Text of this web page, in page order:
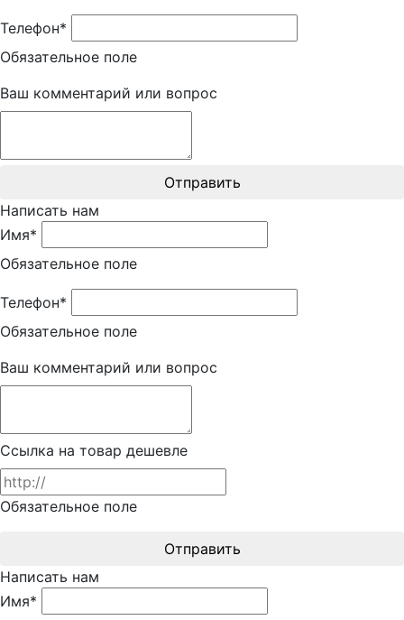
Телефон*
Обязательное поле
Ваш комментарий или вопрос
Отправить
Написать нам
Имя*
Обязательное поле
Телефон*
Обязательное поле
Ваш комментарий или вопрос
Ссылка на товар дешевле
Обязательное поле
Отправить
Написать нам
Имя*